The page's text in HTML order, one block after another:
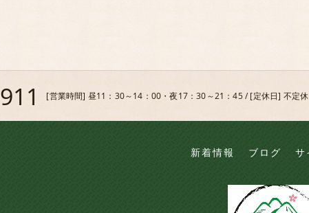
[営業時間] 昼11：30～14：00・夜17：30～21：45 / [定休日] 不定休
新着情報 ブログ サ